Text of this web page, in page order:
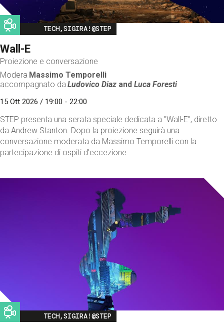
Image
TECH,SIGIRA!@STEP
Wall-E
Proiezione e conversazione
Modera Massimo Temporelli
accompagnato da Ludovico Diaz andLuca Foresti
15 Ott 2026 / 19:00 - 22:00
STEP presenta una serata speciale dedicata a "Wall-E", diretto
da Andrew Stanton. Dopo la proiezione seguirà una
conversazione moderata da Massimo Temporelli con la
partecipazione di ospiti d'eccezione.
Image
TECH,SIGIRA!@STEP